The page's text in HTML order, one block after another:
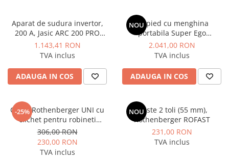
Perdele de aer
Ventiloconvectoare si sisteme VRF
Rooftop-uri pentru racire si
incalzire
Unitati motocondensante
Sisteme evaporative de climatizare
Ventilatoare pentru baie
Aparat de sudura invertor,
200 A, Jasic ARC 200 PRO
(Z209)
1.143,41 RON
TVA inclus
ADAUGA IN COS
NOU
Trepied cu menghina
portabila Super Ego
Rothenberger
2.041,00 RON
TVA inclus
ADAUGA IN COS
-25%
Cheie Rothenberger UNI cu
clichet pentru robineti
radiator si fitinguri de
legatura
306,00 RON
230,00 RON
TVA inclus
NOUCleste 2 toli (55 mm),
Rothenberger ROFAST
231,00 RON
TVA inclus